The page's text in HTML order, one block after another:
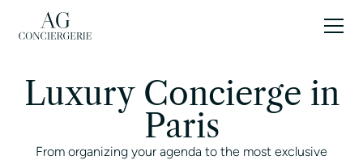
Luxury Concierge in
Paris
From organizing your agenda to the most exclusive